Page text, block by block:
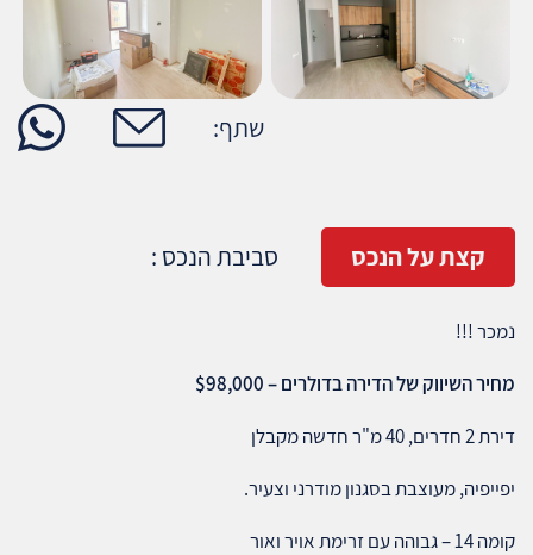
שתף:
קצת על הנכס סביבת הנכס :
נמכר !!!
מחיר השיווק של הדירה בדולרים – $98,000
דירת 2 חדרים, 40 מ"ר חדשה מקבלן
יפייפיה, מעוצבת בסגנון מודרני וצעיר.
קומה 14 – גבוהה עם זרימת אויר ואור